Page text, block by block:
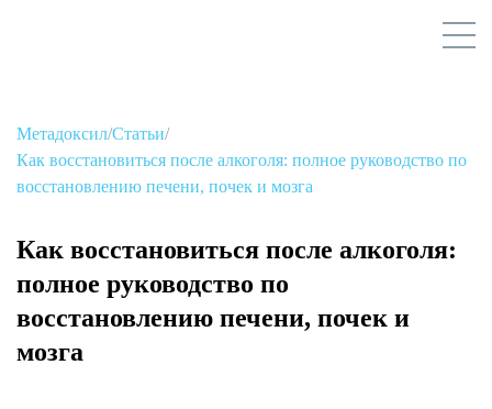
Метадоксил/Статьи/
Как восстановиться после алкоголя: полное руководство по
восстановлению печени, почек и мозга
Как восстановиться после алкоголя:
полное руководство по
восстановлению печени, почек и
мозга